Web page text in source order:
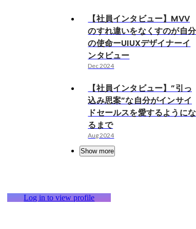
【社員インタビュー】MVV
のすれ違いをなくすのが自分
の使命ーUIUXデザイナーイ
ンタビュー
Dec 2024
【社員インタビュー】”引っ
込み思案”な自分がインサイ
ドセールスを愛するようにな
るまで
Aug 2024
Show more
Log in to view profile